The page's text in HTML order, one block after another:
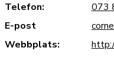
Telefon:
073
E-post
Webbplats: